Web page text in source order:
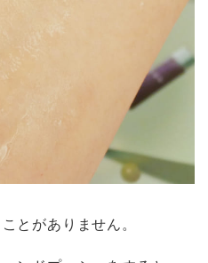
とがありません。